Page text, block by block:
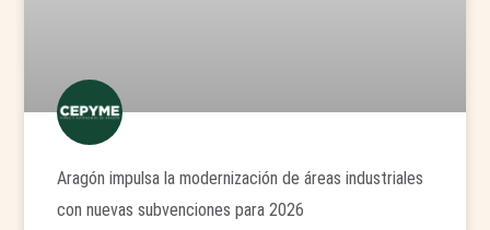
Aragón impulsa la modernización de áreas industriales
con nuevas subvenciones para 2026